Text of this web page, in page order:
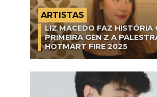
ARTISTAS
LIZ MACEDO FAZ HISTÓRIA
PRIMEIRA GEN Z A
HOTMART FIRE 2025